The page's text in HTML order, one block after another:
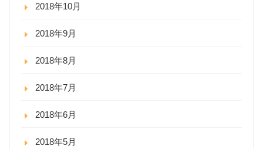
2018年10月
2018年9月
2018年8月
2018年7月
2018年6月
2018年5月